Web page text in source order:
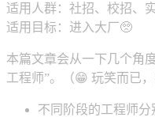
适用人群：社招、校招、
适用目标：进入大厂🥺
本篇文章会从一下几个角
工程师”。（😁 玩笑而已，
不同阶段的工程师